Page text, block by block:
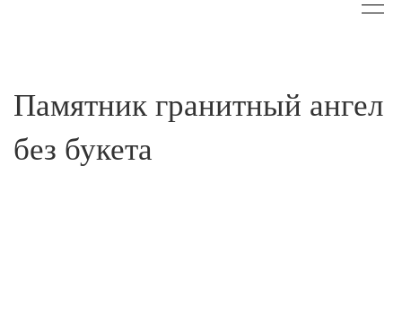
Памятник гранитный ангел
без букета